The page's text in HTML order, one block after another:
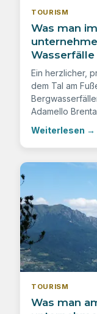
TOURISM
Was man
Ein herzlicher,
dem Tal am
Adamello
Weiterlesen →
TOURISM
Was man